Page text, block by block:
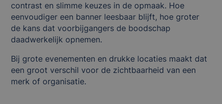
contrast en slimme keuzes in de opmaak. Hoe
eenvoudiger een banner leesbaar blijft, hoe groter
de kans dat voorbijgangers de boodschap
daadwerkelijk opnemen.
Bij grote evenementen en drukke locaties maakt dat
een groot verschil voor de zichtbaarheid van een
merk of organisatie.